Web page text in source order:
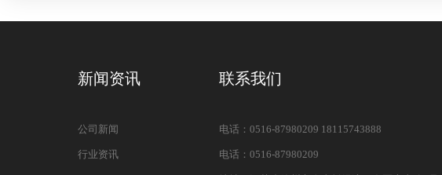
新闻资讯
公司新闻
行业资讯
联系我们
电话：0516-87980209 18115743888
电话：0516-87980209